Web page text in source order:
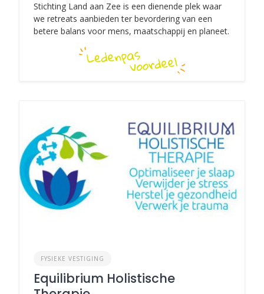
Stichting Land aan Zee is een dienende plek waar
we retreats aanbieden ter bevordering van een
betere balans voor mens, maatschappij en planeet.
FYSIEKE VESTIGING
Equilibrium Holistische